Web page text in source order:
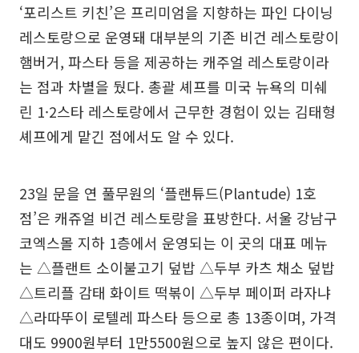
‘포리스트 키친’은 프리미엄을 지향하는 파인 다이닝
레스토랑으로 운영돼 대부분의 기존 비건 레스토랑이
햄버거, 파스타 등을 제공하는 캐주얼 레스토랑이라
는 점과 차별을 뒀다. 총괄 셰프를 미국 뉴욕의 미쉐
린 1·2스타 레스토랑에서 근무한 경험이 있는 김태형
셰프에게 맡긴 점에서도 알 수 있다.
23일 문을 연 풀무원의 ‘플랜튜드(Plantude) 1호
점’은 캐쥬얼 비건 레스토랑을 표방한다. 서울 강남구
코엑스몰 지하 1층에서 운영되는 이 곳의 대표 메뉴
는 △플랜트 소이불고기 덮밥 △두부 카츠 채소 덮밥
△트리플 감태 화이트 떡볶이 △두부 페이퍼 라자냐
△라따뚜이 로텔레 파스타 등으로 총 13종이며, 가격
대도 9900원부터 1만5500원으로 높지 않은 편이다.